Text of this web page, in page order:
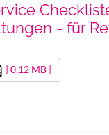
- für
| 0,12 MB |